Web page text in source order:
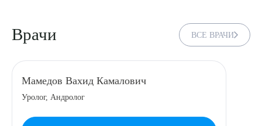
Врачи ВСЕ ВРАЧИ
Мамедов Вахид Камалович
Уролог, Андролог